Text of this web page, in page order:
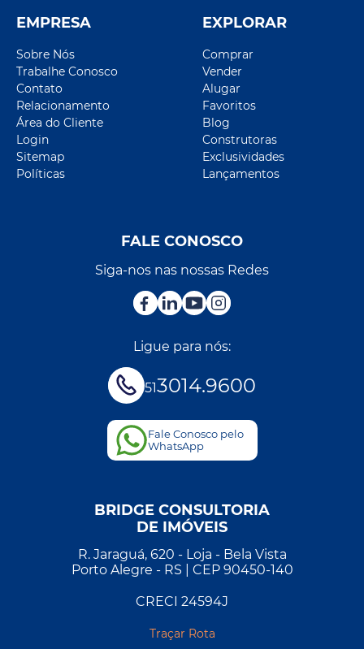
EMPRESA
Sobre Nós
Trabalhe Conosco
Contato
Relacionamento
Área do Cliente
Login
Sitemap
Políticas
EXPLORAR
Comprar
Vender
Alugar
Favoritos
Blog
Construtoras
Exclusividades
Lançamentos
FALE CONOSCO
Siga-nos nas nossas Redes
Ligue para nós:
513014.9600
Fale Conosco pelo
WhatsApp
BRIDGE CONSULTORIA
DE IMÓVEIS
R. Jaraguá, 620 - Loja - Bela Vista
Porto Alegre - RS | CEP 90450-140
CRECI 24594J
Traçar Rota